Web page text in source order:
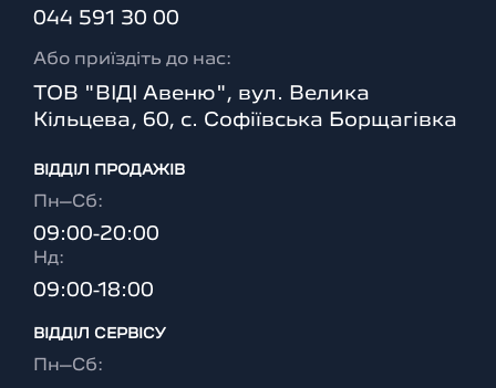
044 591 30 00
Або приїздіть до нас:
ТОВ "ВІДІ Авеню", вул. Велика
Кільцева, 60, с. Софіївська Борщагівка
ВІДДІЛ ПРОДАЖІВ
Пн–Сб:
09:00-20:00
Нд:
09:00-18:00
ВІДДІЛ CЕРВІСУ
Пн–Сб: